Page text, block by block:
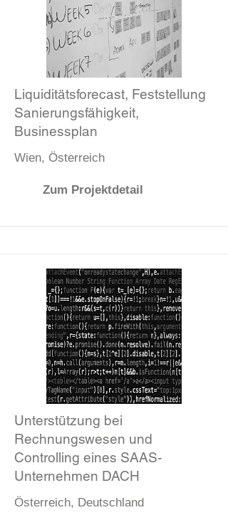
Liquiditätsforecast, Feststellung
Sanierungsfähigkeit,
Businessplan
Wien, Österreich
Zum Projektdetail
Unterstützung bei
Rechnungswesen und
Controlling eines SAAS-
Unternehmen DACH
Österreich, Deutschland